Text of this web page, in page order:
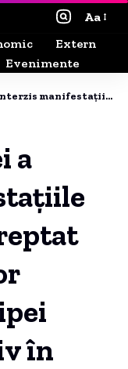
Aa
Extern
Evenimente
fanilor israelieni ai echipei Maccabi Tel-Aviv în Amsterdam.
a
în